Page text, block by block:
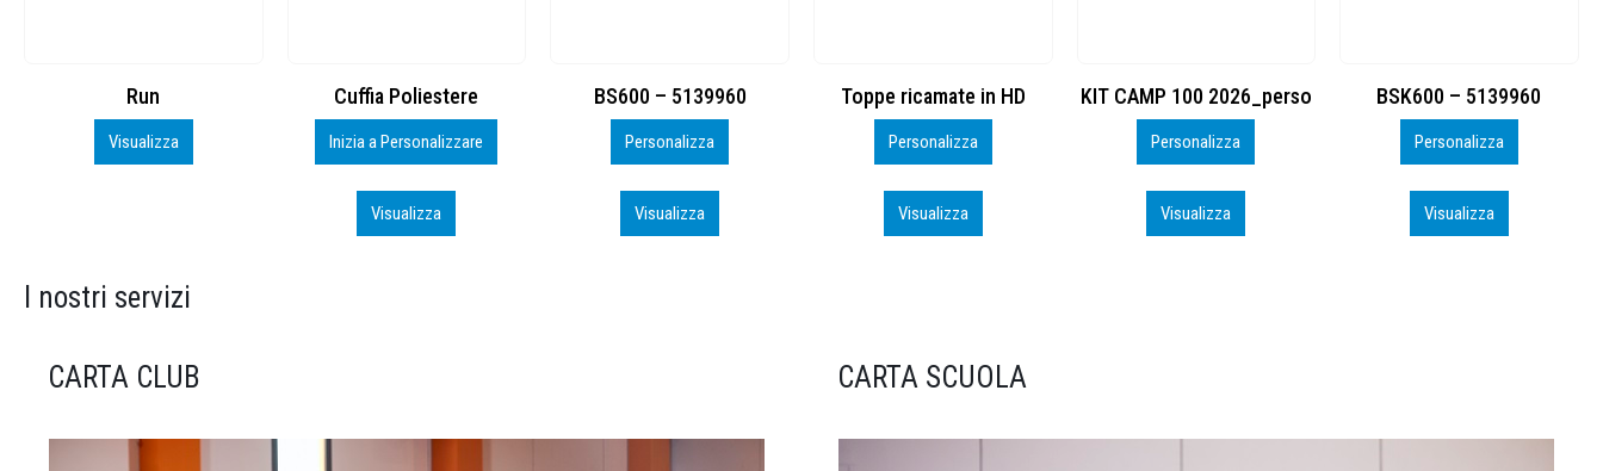
Cuffia Poliestere
Inizia a Personalizzare
BS600 – 5139960
Personalizza
Visualizza
Toppe ricamate in HD
Personalizza
Visualizza
KIT CAMP 100 2026_perso
Personalizza
Visualizza
BSK600 – 5139960
Personalizza
Visualizza
DTF
Personalizza
Visualizza
I nostri servizi
CARTA CLUB CARTA SCUOLA